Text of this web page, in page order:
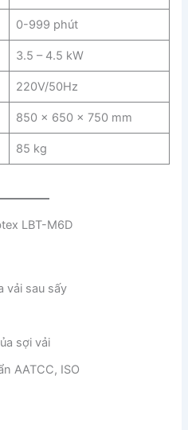
0-999 phút
3.5 – 4.5 kW
220V/50Hz
850 x 650 x 750 mm
85 kg
LBT-M6D
vải sau sấy
sợi vải
AATCC, ISO